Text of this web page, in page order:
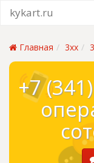
kykart.ru
Главная 3xx
+7